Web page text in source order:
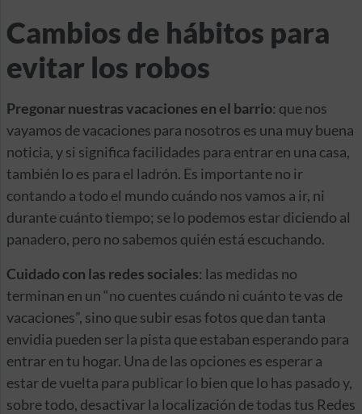
Cambios de hábitos para
evitar los robos
Pregonar nuestras vacaciones en el barrio: que nos
vayamos de vacaciones para nosotros es una muy buena
noticia, y si significa facilidades para entrar en una casa,
también lo es para el ladrón. Es importante no ir
contando a todo el mundo cuándo nos vamos a ir, ni
durante cuánto tiempo; se lo podemos estar diciendo al
panadero, pero no sabemos quién está escuchando.
Cuidado con las redes sociales: las medidas no
terminan en un “no cuentes cuándo ni cuánto te vas de
vacaciones”, sino que subir esas fotos que dan tanta
envidia pueden ser la pista que estaban esperando para
entrar en tu hogar. Una de las opciones es esperar a
estar de vuelta para publicar lo bien que lo has pasado y,
sobre todo, desactivar la localización de todas tus Redes